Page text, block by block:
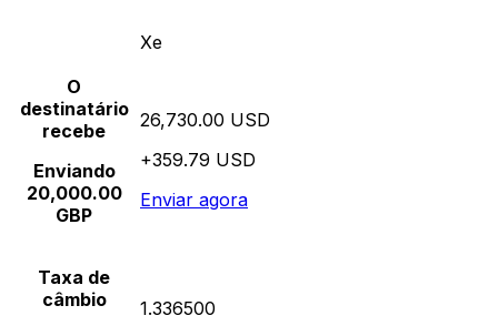
Xe
O
destinatário
recebe
Enviando
20,000.00
GBP
26,730.00 USD
+359.79 USD
Enviar agora
Taxa de
câmbio
1.336500